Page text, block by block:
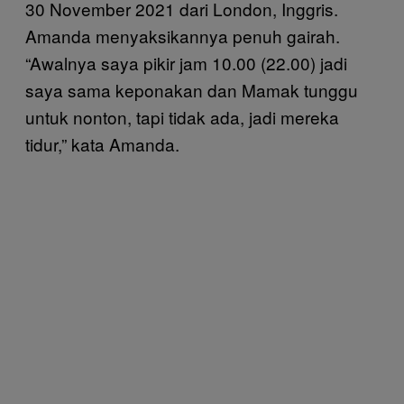
30 November 2021 dari London, Inggris.
Amanda menyaksikannya penuh gairah.
“Awalnya saya pikir jam 10.00 (22.00) jadi
saya sama keponakan dan Mamak tunggu
untuk nonton, tapi tidak ada, jadi mereka
tidur,” kata Amanda.